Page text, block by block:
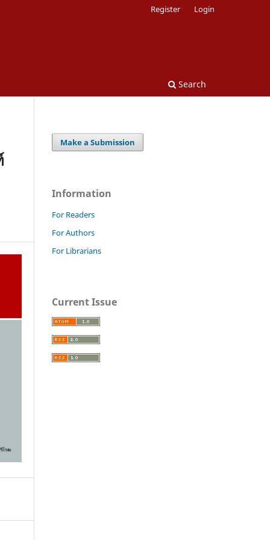
Search
Register Login
Make a Submission
Information
For Readers
For Authors
For Librarians
Current Issue